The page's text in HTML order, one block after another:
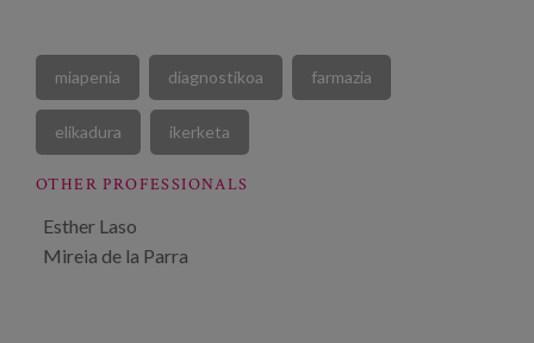
miapenia diagnostikoa farmazia
elikadura ikerketa
OTHER PROFESSIONALS
Esther Laso
Mireia de la Parra